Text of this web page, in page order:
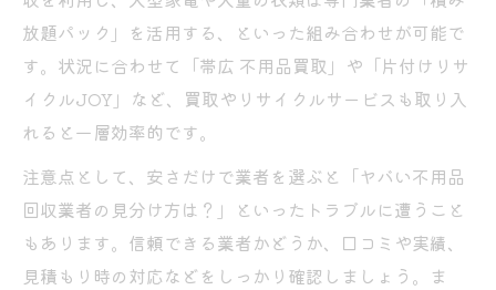
放題パック」を活用する、といった組み合わせが可能で
す。状況に合わせて「帯広 不用品買取」や「片付けリサ
イクルJOY」など、買取やリサイクルサービスも取り入
れると一層効率的です。
注意点として、安さだけで業者を選ぶと「ヤバい不用品
回収業者の見分け方は？」といったトラブルに遭うこと
もあります。信頼できる業者かどうか、口コミや実績、
見積もり時の対応などをしっかり確認しましょう。ま